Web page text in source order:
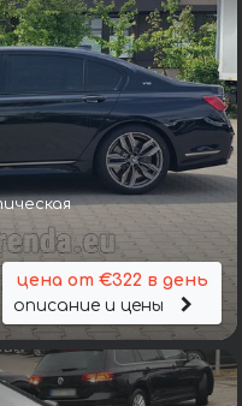
цена от €322 в день
описание и цены